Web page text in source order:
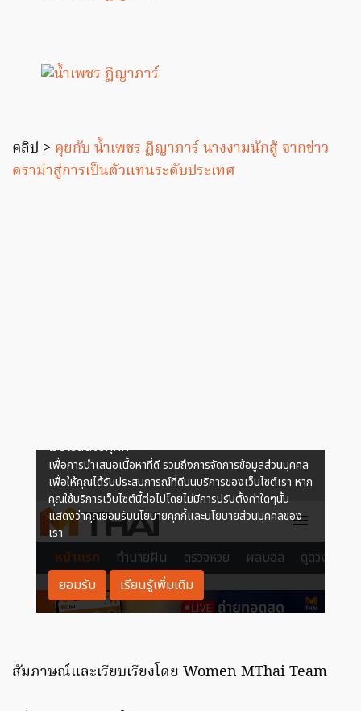
คลิป > คุยกับ น้ำเพชร ฏีญาภาร์ นางงามนักสู้ จากข่าว
ดราม่าสู่การเป็นตัวแทนระดับประเทศ
สัมภาษณ์และเรียบเรียงโดย Women MThai Team